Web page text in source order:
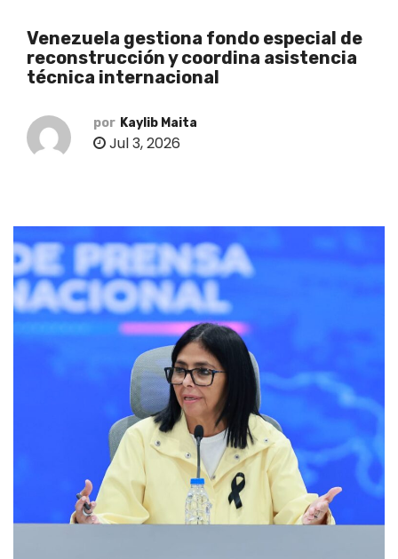
Venezuela gestiona fondo especial de
reconstrucción y coordina asistencia
técnica internacional
por Kaylib Maita
Jul 3, 2026